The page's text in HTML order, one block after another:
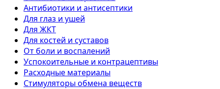
Антибиотики и антисептики
Для глаз и ушей
Для ЖКТ
Для костей и суставов
От боли и воспалений
Успокоительные и контрацептивы
Расходные материалы
Стимуляторы обмена веществ